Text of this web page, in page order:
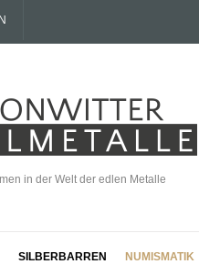
in der Welt der edlen Metalle
SILBERBARREN NUMISMATIK